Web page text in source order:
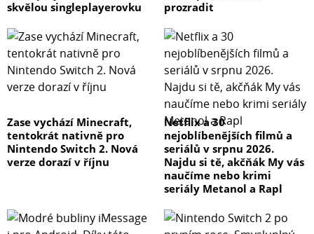
skvělou singleplayerovku
prozradit
Zase vychází Minecraft,
tentokrát nativně pro
Nintendo Switch 2. Nová
verze dorazí v říjnu
Netflix a 30
nejoblíbenějších filmů a
seriálů v srpnu 2026.
Najdu si tě, akčňák My vás
naučíme nebo krimi
seriály Metanol a Rapl